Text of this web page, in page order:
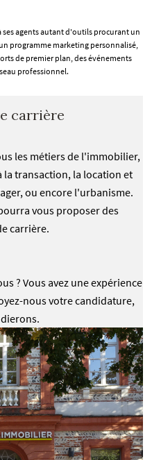
agents autant d'outils procurant un
programme marketing personnalisé,
de premier plan, des événements
professionnel.
carrière
les métiers de l'immobilier,
transaction, la location et
ou encore l'urbanisme.
vous proposer des
carrière.
? Vous avez une expérience
nous votre candidature,